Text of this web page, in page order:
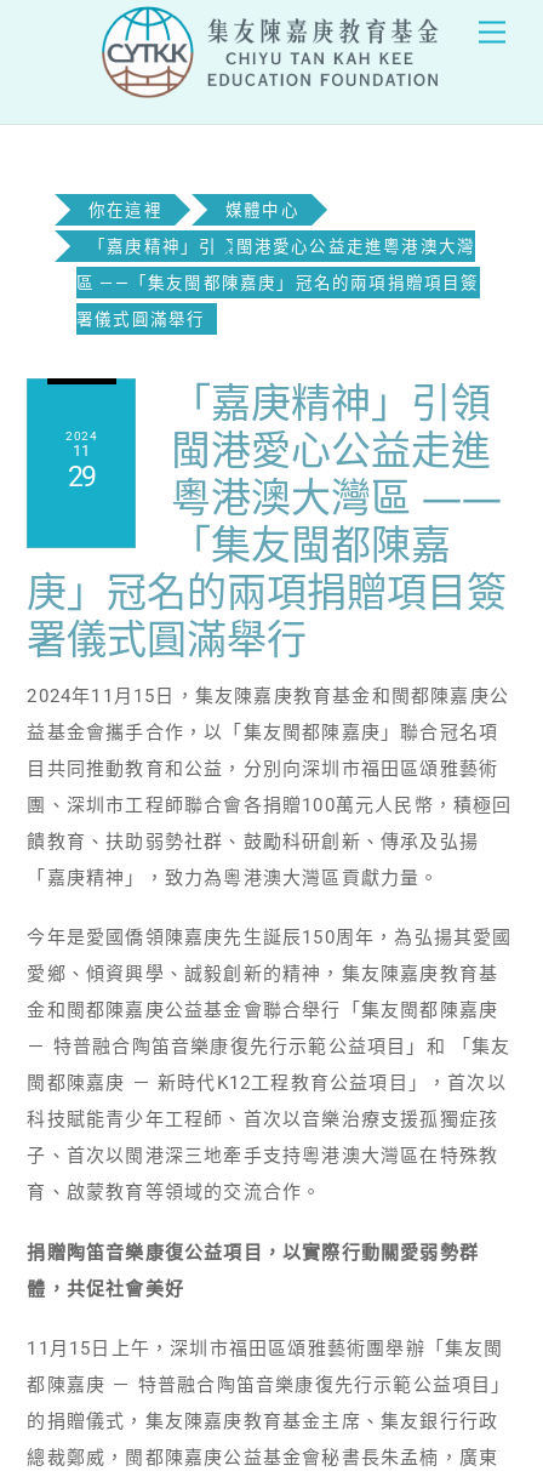
你在這裡
媒體中心
「嘉庚精神」引領閩港愛心公益走進粵港澳大灣
區 ——「集友閩都陳嘉庚」冠名的兩項捐贈項目簽
署儀式圓滿舉行
2024
11
29
「嘉庚精神」引領
閩港愛心公益走進
粵港澳大灣區 ——
「集友閩都陳嘉
庚」冠名的兩項捐贈項目簽
署儀式圓滿舉行
2024年11月15日，集友陳嘉庚教育基金和閩都陳嘉庚公
益基金會攜手合作，以「集友閩都陳嘉庚」聯合冠名項
目共同推動教育和公益，分別向深圳市福田區頌雅藝術
團、深圳市工程師聯合會各捐贈100萬元人民幣，積極回
饋教育、扶助弱勢社群、鼓勵科研創新、傳承及弘揚
「嘉庚精神」，致力為粵港澳大灣區貢獻力量。
今年是愛國僑領陳嘉庚先生誕辰150周年，為弘揚其愛國
愛鄉、傾資興學、誠毅創新的精神，集友陳嘉庚教育基
金和閩都陳嘉庚公益基金會聯合舉行「集友閩都陳嘉庚
－ 特普融合陶笛音樂康復先行示範公益項目」和 「集友
閩都陳嘉庚 － 新時代K12工程教育公益項目」，首次以
科技賦能青少年工程師、首次以音樂治療支援孤獨症孩
子、首次以閩港深三地牽手支持粵港澳大灣區在特殊教
育、啟蒙教育等領域的交流合作。
捐贈陶笛音樂康復公益項目，以實際行動關愛弱勢群
體，共促社會美好
11月15日上午，深圳市福田區頌雅藝術團舉辦「集友閩
都陳嘉庚 － 特普融合陶笛音樂康復先行示範公益項目」
的捐贈儀式，集友陳嘉庚教育基金主席、集友銀行行政
總裁鄭威，閩都陳嘉庚公益基金會秘書長朱孟楠，廣東